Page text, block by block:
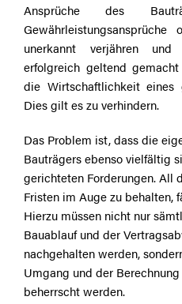
Ansprüche des
unerkannt verjähren
erfolgreich geltend
die Wirtschaftlichkeit eines
Dies gilt es zu verhindern.
Das Problem ist, dass die
Bauträgers ebenso vielfältig
gerichteten Forderungen. All
Fristen im Auge zu behalten,
Hierzu müssen nicht nur
Bauablauf und der
nachgehalten werden,
Umgang und der
beherrscht werden.